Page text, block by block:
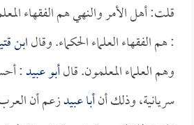
قلت: أهل الأمر والنهي هم الفقهاء
: هم الفقهاء العلماء الحكماء. وقالابن
وهم العلماء المعلمون. قالأبو عبيد:
سريانية، وذلك أنأبا عبيدزعم أن